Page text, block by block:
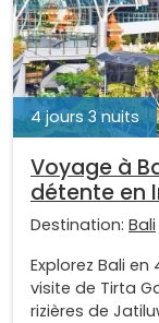
4 jours 3 nuits
Voyage à
détente en
Destination: Bali
Explorez Bali
visite de Tirta
rizières de